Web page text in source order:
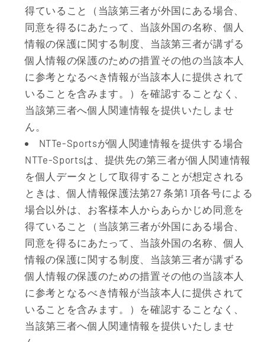
得ていること（当該第三者が外国にある場合、
同意を得るにあたって、当該外国の名称、個人
情報の保護に関する制度、当該第三者が講ずる
個人情報の保護のための措置その他の当該本人
に参考となるべき情報が当該本人に提供されて
いることを含みます。）を確認することなく、
当該第三者へ個人関連情報を提供いたしませ
ん。
NTTe-Sportsが個人関連情報を提供する場合
NTTe-Sportsは、提供先の第三者が個人関連情報
を個人データとして取得することが想定される
ときは、個人情報保護法第27 条第1 項各号による
場合以外は、お客様本人からあらかじめ同意を
得ていること（当該第三者が外国にある場合、
同意を得るにあたって、当該外国の名称、個人
情報の保護に関する制度、当該第三者が講ずる
個人情報の保護のための措置その他の当該本人
に参考となるべき情報が当該本人に提供されて
いることを含みます。）を確認することなく、
当該第三者へ個人関連情報を提供いたしませ